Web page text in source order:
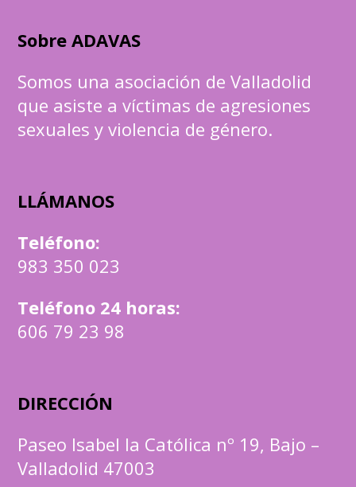
Sobre ADAVAS
Somos una asociación de Valladolid
que asiste a víctimas de agresiones
sexuales y violencia de género.
LLÁMANOS
Teléfono:
983 350 023
Teléfono 24 horas:
606 79 23 98
DIRECCIÓN
Paseo Isabel la Católica nº 19, Bajo –
Valladolid 47003